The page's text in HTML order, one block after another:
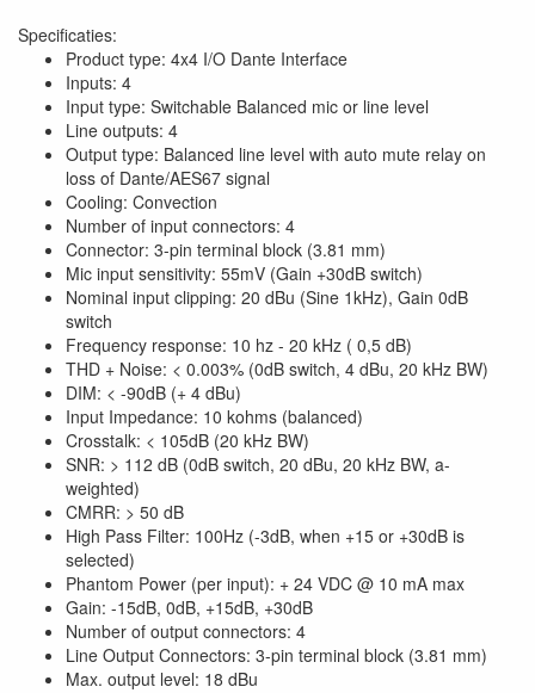
Specificaties:
Product type: 4x4 I/O Dante Interface
Inputs: 4
Input type: Switchable Balanced mic or line level
Line outputs: 4
Output type: Balanced line level with auto mute relay on
loss of Dante/AES67 signal
Cooling: Convection
Number of input connectors: 4
Connector: 3-pin terminal block (3.81 mm)
Mic input sensitivity: 55mV (Gain +30dB switch)
Nominal input clipping: 20 dBu (Sine 1kHz), Gain 0dB
switch
Frequency response: 10 hz - 20 kHz ( 0,5 dB)
THD + Noise: < 0.003% (0dB switch, 4 dBu, 20 kHz BW)
DIM: < -90dB (+ 4 dBu)
Input Impedance: 10 kohms (balanced)
Crosstalk: < 105dB (20 kHz BW)
SNR: > 112 dB (0dB switch, 20 dBu, 20 kHz BW, a-
weighted)
CMRR: > 50 dB
High Pass Filter: 100Hz (-3dB, when +15 or +30dB is
selected)
Phantom Power (per input): + 24 VDC @ 10 mA max
Gain: -15dB, 0dB, +15dB, +30dB
Number of output connectors: 4
Line Output Connectors: 3-pin terminal block (3.81 mm)
Max. output level: 18 dBu